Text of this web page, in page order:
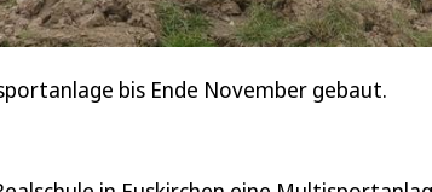
bis Ende November gebaut.